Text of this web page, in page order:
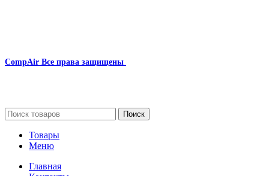
CompAir Все права защищены
Поиск
Товары
Меню
Главная